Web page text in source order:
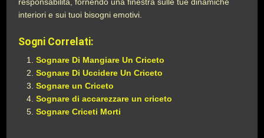
interiori e sui tuoi bisogni emotivi.
Sogni Correlati:
Sognare Di Mangiare Un Criceto
Sognare Di Uccidere Un Criceto
Sognare un Criceto
Sognare di accarezzare un criceto
Sognare Criceti Morti